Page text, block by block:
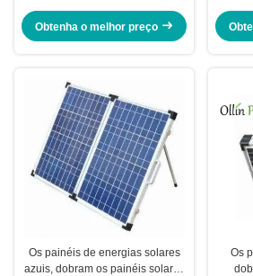
Obtenha o melhor preço
Os painéis de energias solares
azuis, dobram os painéis solares
Os